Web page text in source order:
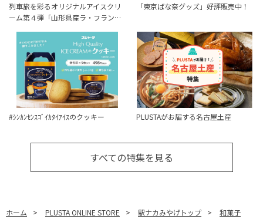
列車旅を彩るオリジナルアイスクリ
ーム第４弾「山形県産ラ・フラン…
「東京ばな奈グッズ」好評販売中！
#ｼﾝｶﾝｾﾝｽｺﾞｲｶﾀｲｱｲｽのクッキー PLUSTAがお届する名古屋土産
すべての特集を見る
ホーム > PLUSTA ONLINE STORE > 駅ナカみやげトップ >
和菓子